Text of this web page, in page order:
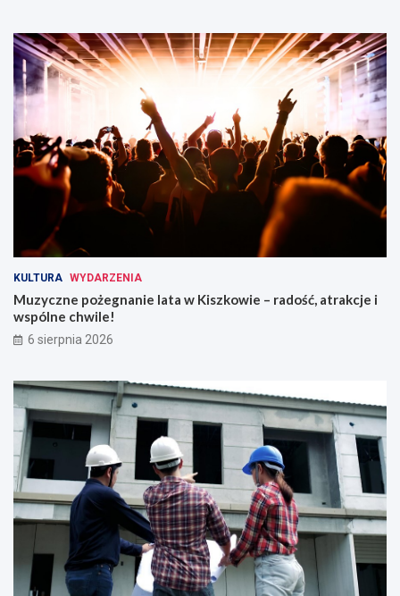
KULTURA WYDARZENIA
Muzyczne pożegnanie lata w Kiszkowie – radość, atrakcje i
wspólne chwile!
6 sierpnia 2026